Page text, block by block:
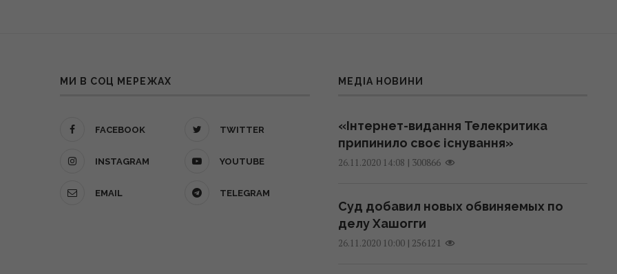
МИ В СОЦ МЕРЕЖАХ
FACEBOOK TWITTER
INSTAGRAM YOUTUBE
EMAIL TELEGRAM
МЕДІА НОВИНИ
«Інтернет-видання Телекритика
припинило своє існування»
26.11.2020 14:08 | 300866
Суд добавил новых обвиняемых по
делу Хашогги
26.11.2020 10:00| 256121